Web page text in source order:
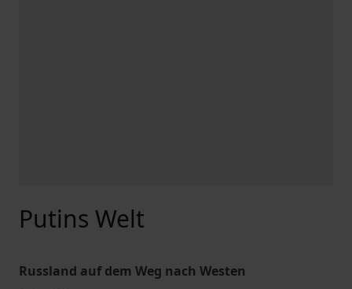
Putins Welt
Russland auf dem Weg nach Westen